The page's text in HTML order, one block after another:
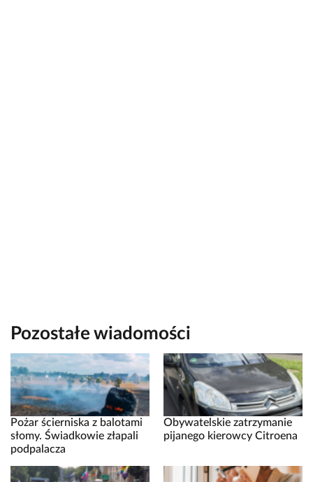
Pozostałe wiadomości
Pożar ścierniska z balotami
słomy. Świadkowie złapali
podpalacza
Obywatelskie zatrzymanie
pijanego kierowcy Citroena